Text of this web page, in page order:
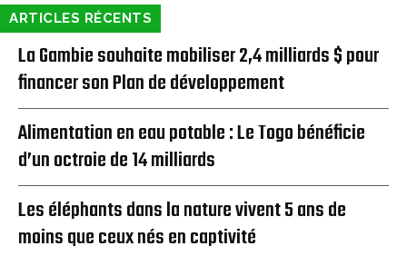
ARTICLES RÉCENTS
La Gambie souhaite mobiliser 2,4 milliards $ pour
financer son Plan de développement
Alimentation en eau potable : Le Togo bénéficie
d’un octroie de 14 milliards
Les éléphants dans la nature vivent 5 ans de
moins que ceux nés en captivité